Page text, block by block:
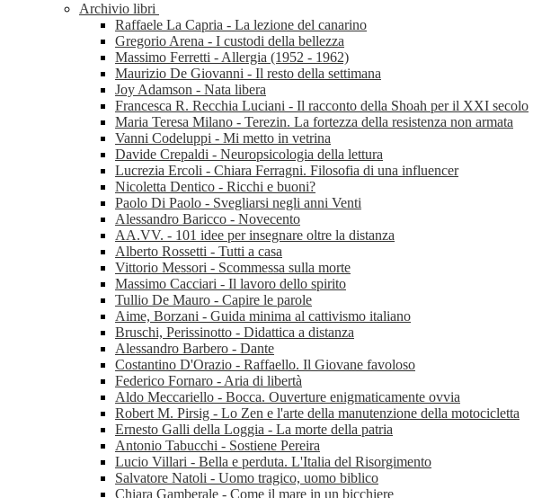
Archivio libri
Raffaele La Capria - La lezione del canarino
Gregorio Arena - I custodi della bellezza
Massimo Ferretti - Allergia (1952 - 1962)
Maurizio De Giovanni - Il resto della settimana
Joy Adamson - Nata libera
Francesca R. Recchia Luciani - Il racconto della Shoah per il XXI secolo
Maria Teresa Milano - Terezin. La fortezza della resistenza non armata
Vanni Codeluppi - Mi metto in vetrina
Davide Crepaldi - Neuropsicologia della lettura
Lucrezia Ercoli - Chiara Ferragni. Filosofia di una influencer
Nicoletta Dentico - Ricchi e buoni?
Paolo Di Paolo - Svegliarsi negli anni Venti
Alessandro Baricco - Novecento
AA.VV. - 101 idee per insegnare oltre la distanza
Alberto Rossetti - Tutti a casa
Vittorio Messori - Scommessa sulla morte
Massimo Cacciari - Il lavoro dello spirito
Tullio De Mauro - Capire le parole
Aime, Borzani - Guida minima al cattivismo italiano
Bruschi, Perissinotto - Didattica a distanza
Alessandro Barbero - Dante
Costantino D'Orazio - Raffaello. Il Giovane favoloso
Federico Fornaro - Aria di libertà
Aldo Meccariello - Bocca. Ouverture enigmaticamente ovvia
Robert M. Pirsig - Lo Zen e l'arte della manutenzione della motocicletta
Ernesto Galli della Loggia - La morte della patria
Antonio Tabucchi - Sostiene Pereira
Lucio Villari - Bella e perduta. L'Italia del Risorgimento
Salvatore Natoli - Uomo tragico, uomo biblico
Chiara Gamberale - Come il mare in un bicchiere